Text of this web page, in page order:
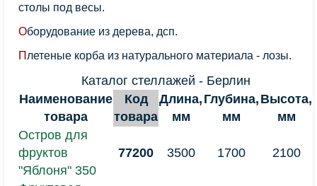
столы под весы.
Оборудование из дерева, дсп.
Плетеные корба из натурального материала - лозы.
Каталог стеллажей - Берлин
Наименование
товара
Код
товара
Длина,
мм
Глубина,
мм
Высота,
мм
Остров для
фруктов
"Яблоня" 350
77200 3500 1700 2100